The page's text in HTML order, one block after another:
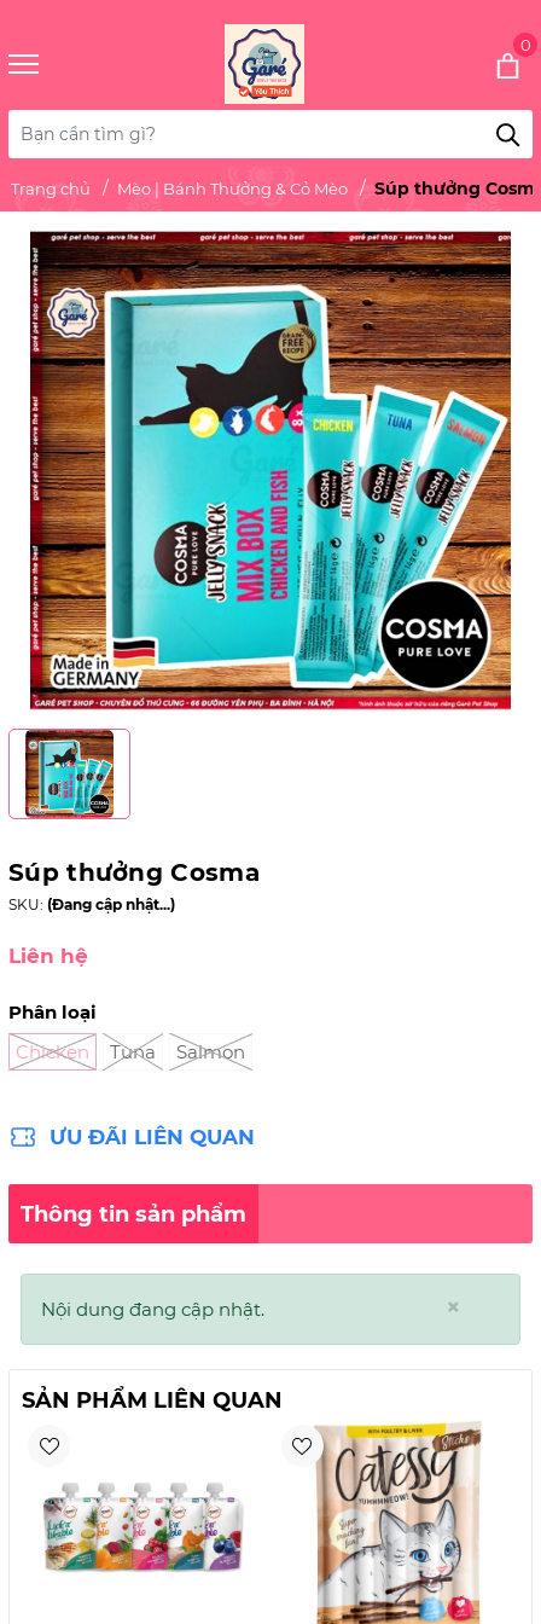
0
Trang chủ Mèo | Bánh Thưởng & Cỏ Mèo Súp thưởng
Súp thưởng Cosma
SKU: (Đang cập nhật...)
Liên hệ
Phân loại
Chicken
Tuna Salmon
ƯU ĐÃI LIÊN QUAN
Thông tin sản phẩm
×
Nội dung đang cập nhật.
SẢN PHẨM LIÊN QUAN